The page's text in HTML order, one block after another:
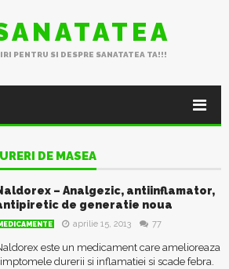
PENTRU SI DESPRE SANATATEA TA!!!
DE MASEA
– Analgezic, antiinflamator,
de generatie noua
aprilie 15, 2013 77
este un medicament care amelioreaza
durerii si inflamatiei si scade febra.